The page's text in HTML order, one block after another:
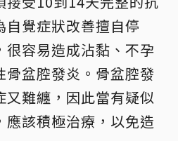
自覺症狀改善擅自停
很容易造成沾黏、不孕
骨盆腔發炎。骨盆腔發
又難纏，因此當有疑似
應該積極治療，以免造